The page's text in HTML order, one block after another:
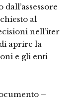
al
nell’iter
aprire la
e gli enti
–